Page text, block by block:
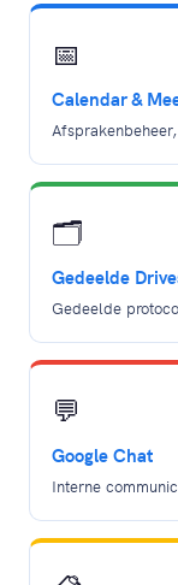
📅
Calendar &
🗂️
Gedeelde
Gedeelde
💬
Google Chat
Interne